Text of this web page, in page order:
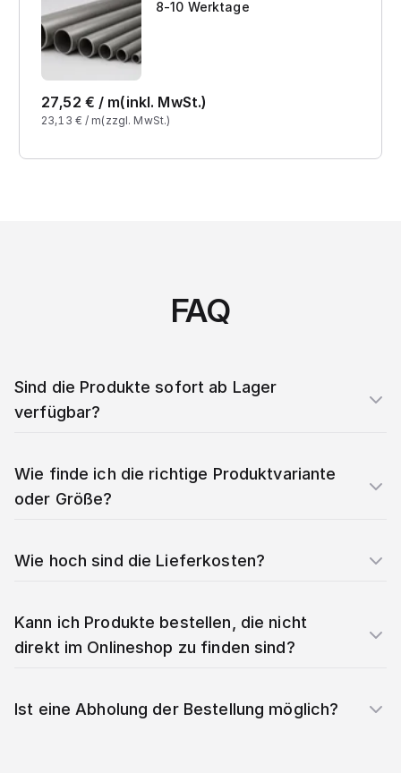
8-10 Werktage
27,52 € / m(inkl. MwSt.)
23,13 € / m(zzgl. MwSt.)
FAQ
Sind die Produkte sofort ab Lager
verfügbar?
Wie finde ich die richtige Produktvariante
oder Größe?
Wie hoch sind die Lieferkosten?
Kann ich Produkte bestellen, die nicht
direkt im Onlineshop zu finden sind?
Ist eine Abholung der Bestellung möglich?